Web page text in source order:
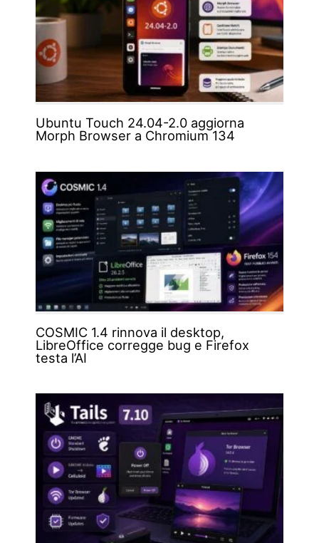
Ubuntu Touch 24.04-2.0 aggiorna
Morph Browser a Chromium 134
COSMIC 1.4 rinnova il desktop,
LibreOffice corregge bug e Firefox
testa l’AI